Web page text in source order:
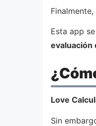
Esta app
evaluación
Love
Sin